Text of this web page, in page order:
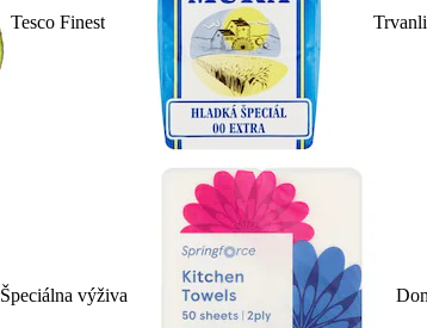
Tesco Finest
Špeciálna výživa